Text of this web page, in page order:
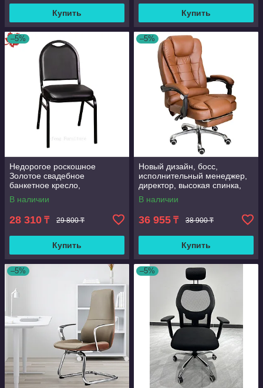
Купить Купить
–5%
Недорогое роскошное
Золотое свадебное
банкетное кресло,
качественное банкетное
кресло для вечеринки
В наличии
28 310 ₸ 29 800 ₸
Купить
–5%
Новый дизайн, босс,
исполнительный менеджер,
директор, высокая спинка,
искусственная кожа, большой
поворотный
В наличии
36 955 ₸ 38 900 ₸
Купить
–5% –5%